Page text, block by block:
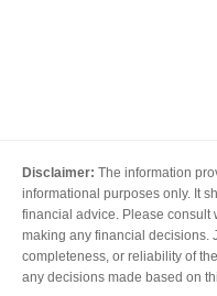
Disclaimer: The information
informational purposes only. It
financial advice. Please consult
making any financial decisions.
completeness, or reliability of
any decisions made based on